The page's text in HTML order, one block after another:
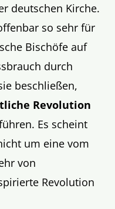
deutschen Kirche.
so sehr für
Bischöfe auf
durch
beschließen,
Revolution
Es scheint
um eine vom
von
Revolution